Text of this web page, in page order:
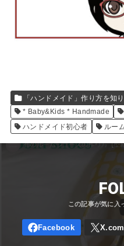
「ハンドメイド」作り方を知
* Baby&Kids * Handmade
ハンドメイド初心者
ルー